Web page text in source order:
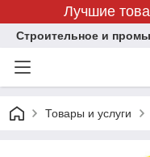
Лучшие
Строительное и
Товары и услуги